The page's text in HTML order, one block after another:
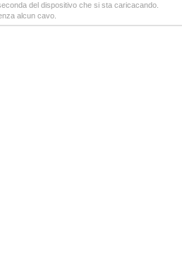
del dispositivo che si sta caricacando.
alcun cavo.